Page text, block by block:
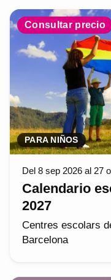
Consultar precio
PARA NIÑOS
Del 8 sep 2026 al 27
Calendario
2027
Centres escolars
Barcelona